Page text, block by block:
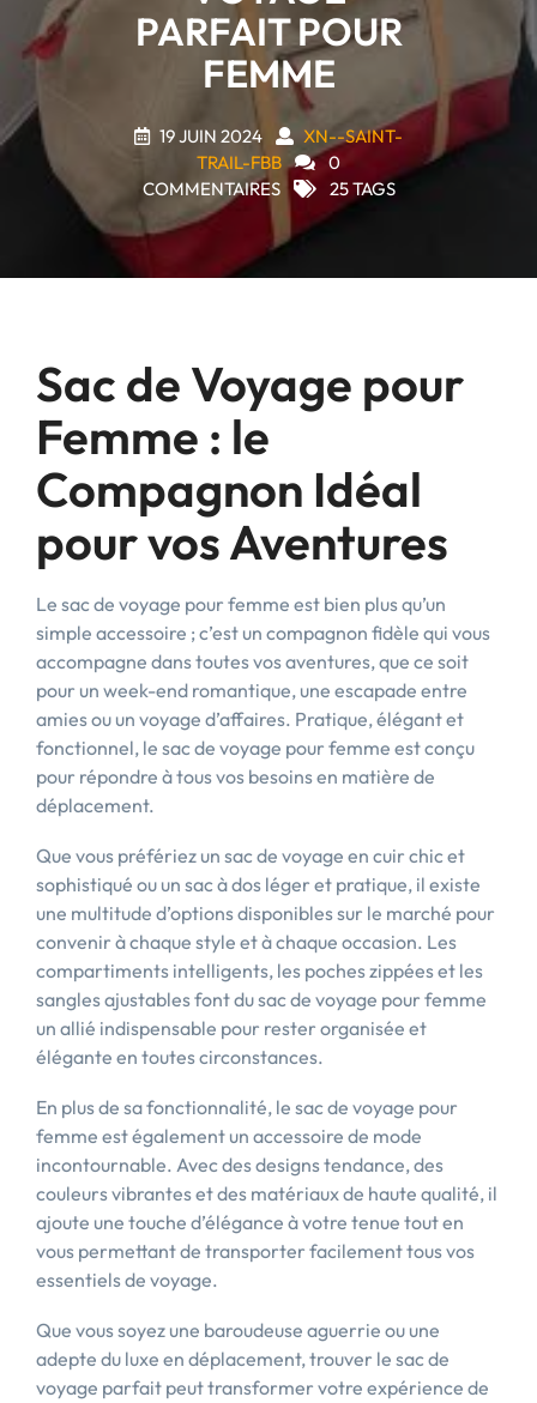
PARFAIT POUR
FEMME
19 JUIN 2024
XN--SAINT-
TRAIL-FBB
0
COMMENTAIRES
25 TAGS
Sac de Voyage pour
Femme : le
Compagnon Idéal
pour vos Aventures
Le sac de voyage pour femme est bien plus qu’un
simple accessoire ; c’est un compagnon fidèle qui vous
accompagne dans toutes vos aventures, que ce soit
pour un week-end romantique, une escapade entre
amies ou un voyage d’affaires. Pratique, élégant et
fonctionnel, le sac de voyage pour femme est conçu
pour répondre à tous vos besoins en matière de
déplacement.
Que vous préfériez un sac de voyage en cuir chic et
sophistiqué ou un sac à dos léger et pratique, il existe
une multitude d’options disponibles sur le marché pour
convenir à chaque style et à chaque occasion. Les
compartiments intelligents, les poches zippées et les
sangles ajustables font du sac de voyage pour femme
un allié indispensable pour rester organisée et
élégante en toutes circonstances.
En plus de sa fonctionnalité, le sac de voyage pour
femme est également un accessoire de mode
incontournable. Avec des designs tendance, des
couleurs vibrantes et des matériaux de haute qualité, il
ajoute une touche d’élégance à votre tenue tout en
vous permettant de transporter facilement tous vos
essentiels de voyage.
Que vous soyez une baroudeuse aguerrie ou une
adepte du luxe en déplacement, trouver le sac de
voyage parfait peut transformer votre expérience de